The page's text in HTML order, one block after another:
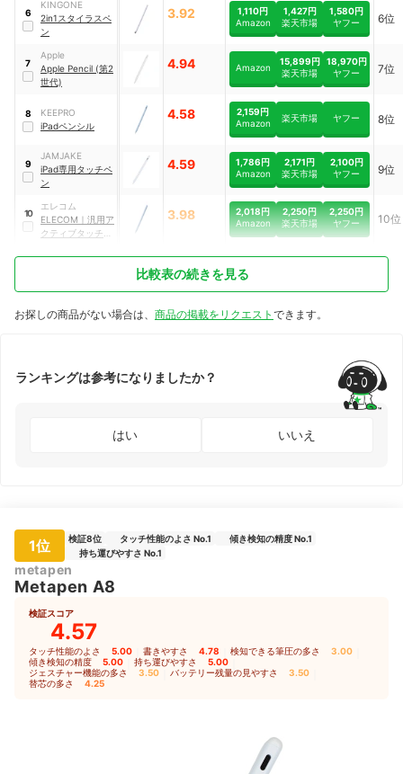
6
‎KINGONE
2in1スタイラスペ
ン
3.92
1,110円
Amazon
1,427円
楽天市場
1,580円
ヤフー
6位
7
Apple
Apple Pencil (第2
世代)
4.94 Amazon
15,899円
楽天市場
18,970円
ヤフー
7位
8
KEEPRO
iPadペンシル
4.58
2,159円
Amazon
楽天市場 ヤフー 8位
9
JAMJAKE
iPad専用タッチペ
ン
4.59
1,786円
Amazon
2,171円
楽天市場
2,100円
ヤフー
9位
10
エレコム
ELECOM ｜ 汎用ア
クティブタッチペ
TPACST05BU
3.98
2,018円
Amazon
2,250円
楽天市場
2,250円
ヤフー
10位
比較表の続きを見る
お探しの商品がない場合は、 商品の掲載をリクエスト できます。
ランキングは参考になりましたか？
はい いいえ
1位 検証8位 タッチ性能のよさ No.1
傾き検知の精度 No.1
持ち運びやすさ No.1
metapen
Metapen A8
検証スコア
4.57
タッチ性能のよさ 5.00 書きやすさ 4.78 検知できる筆圧の多さ 3.00
傾き検知の精度 5.00 持ち運びやすさ 5.00
ジェスチャー機能の多さ 3.50 バッテリー残量の見やすさ 3.50
替芯の多さ 4.25